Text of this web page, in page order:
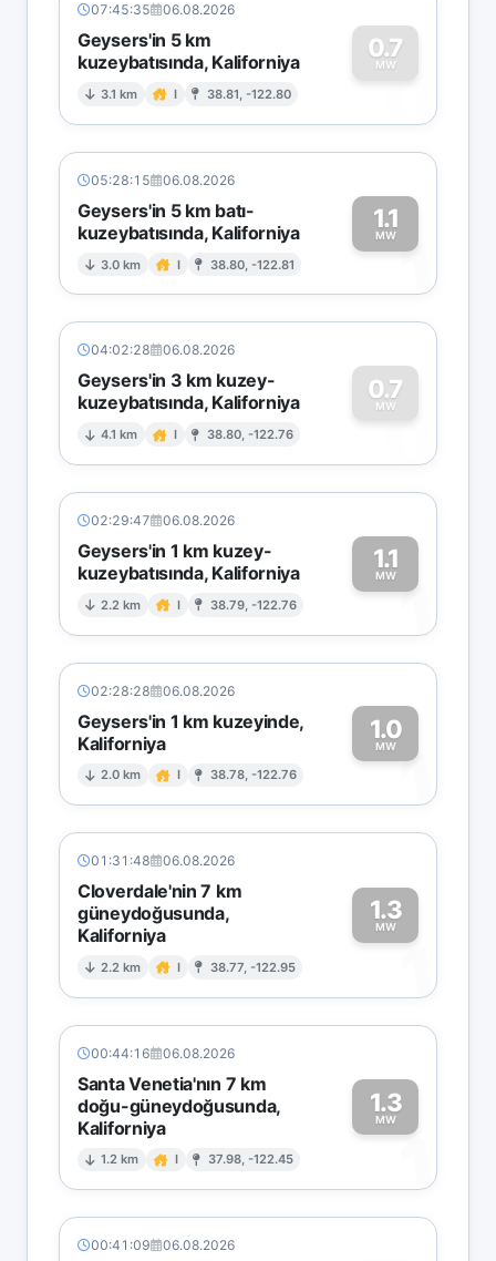
07:45:35 06.08.2026
Geysers'in 5 km
kuzeybatısında, Kaliforniya
3.1 km I 38.81, -122.80
0.7
MW
0
05:28:15 06.08.2026
Geysers'in 5 km batı-
kuzeybatısında, Kaliforniya
3.0 km I 38.80, -122.81
1.1
MW1
04:02:28 06.08.2026
Geysers'in 3 km kuzey-
kuzeybatısında, Kaliforniya
4.1 km I 38.80, -122.76
0.7
MW
0
02:29:47 06.08.2026
Geysers'in 1 km kuzey-
kuzeybatısında, Kaliforniya
2.2 km I 38.79, -122.76
1.1
MW1
02:28:28 06.08.2026
Geysers'in 1 km kuzeyinde,
Kaliforniya
2.0 km I 38.78, -122.76
1.0
MW1
01:31:48 06.08.2026
Cloverdale'nin 7 km
güneydoğusunda,
Kaliforniya
2.2 km I 38.77, -122.95
1.3
MW
1
00:44:16 06.08.2026
Santa Venetia'nın 7 km
doğu-güneydoğusunda,
Kaliforniya
1.2 km I 37.98, -122.45
1.3
MW
1
00:41:09 06.08.2026